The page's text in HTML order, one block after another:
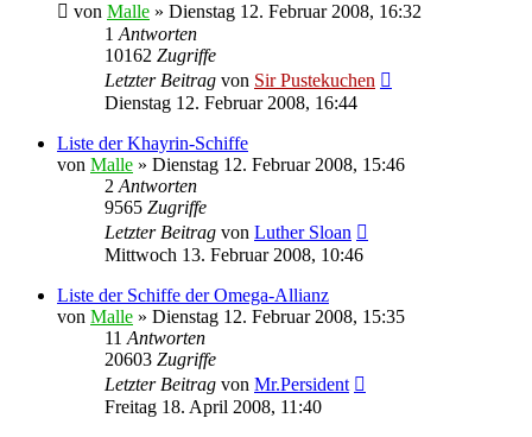
von Malle » Dienstag 12. Februar 2008, 16:32
1 Antworten
10162 Zugriffe
Letzter Beitrag von Sir Pustekuchen
Dienstag 12. Februar 2008, 16:44
Liste der Khayrin-Schiffe
von Malle » Dienstag 12. Februar 2008, 15:46
2 Antworten
9565 Zugriffe
Letzter Beitrag von Luther Sloan
Mittwoch 13. Februar 2008, 10:46
Liste der Schiffe der Omega-Allianz
von Malle » Dienstag 12. Februar 2008, 15:35
11 Antworten
20603 Zugriffe
Letzter Beitrag von Mr.Persident
Freitag 18. April 2008, 11:40